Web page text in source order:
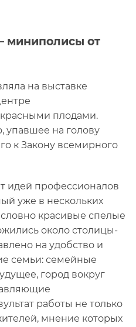
миниполисы от
на выставке
плодами.
упавшее на голову
к Закону всемирного
идей профессионалов
уже в нескольких
красивые спелые
около столицы-
на удобство и
семьи: семейные
город вокруг
работы не только
мнение которых